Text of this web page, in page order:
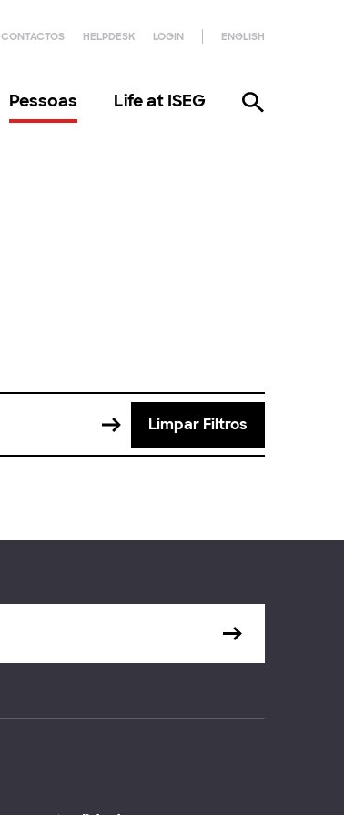
CONTACTOS HELPDESK LOGIN ENGLISH
Pessoas Life at ISEG
Limpar Filtros